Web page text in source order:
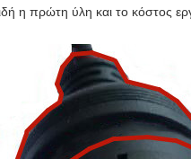
η πρώτη ύλη και το κόστος